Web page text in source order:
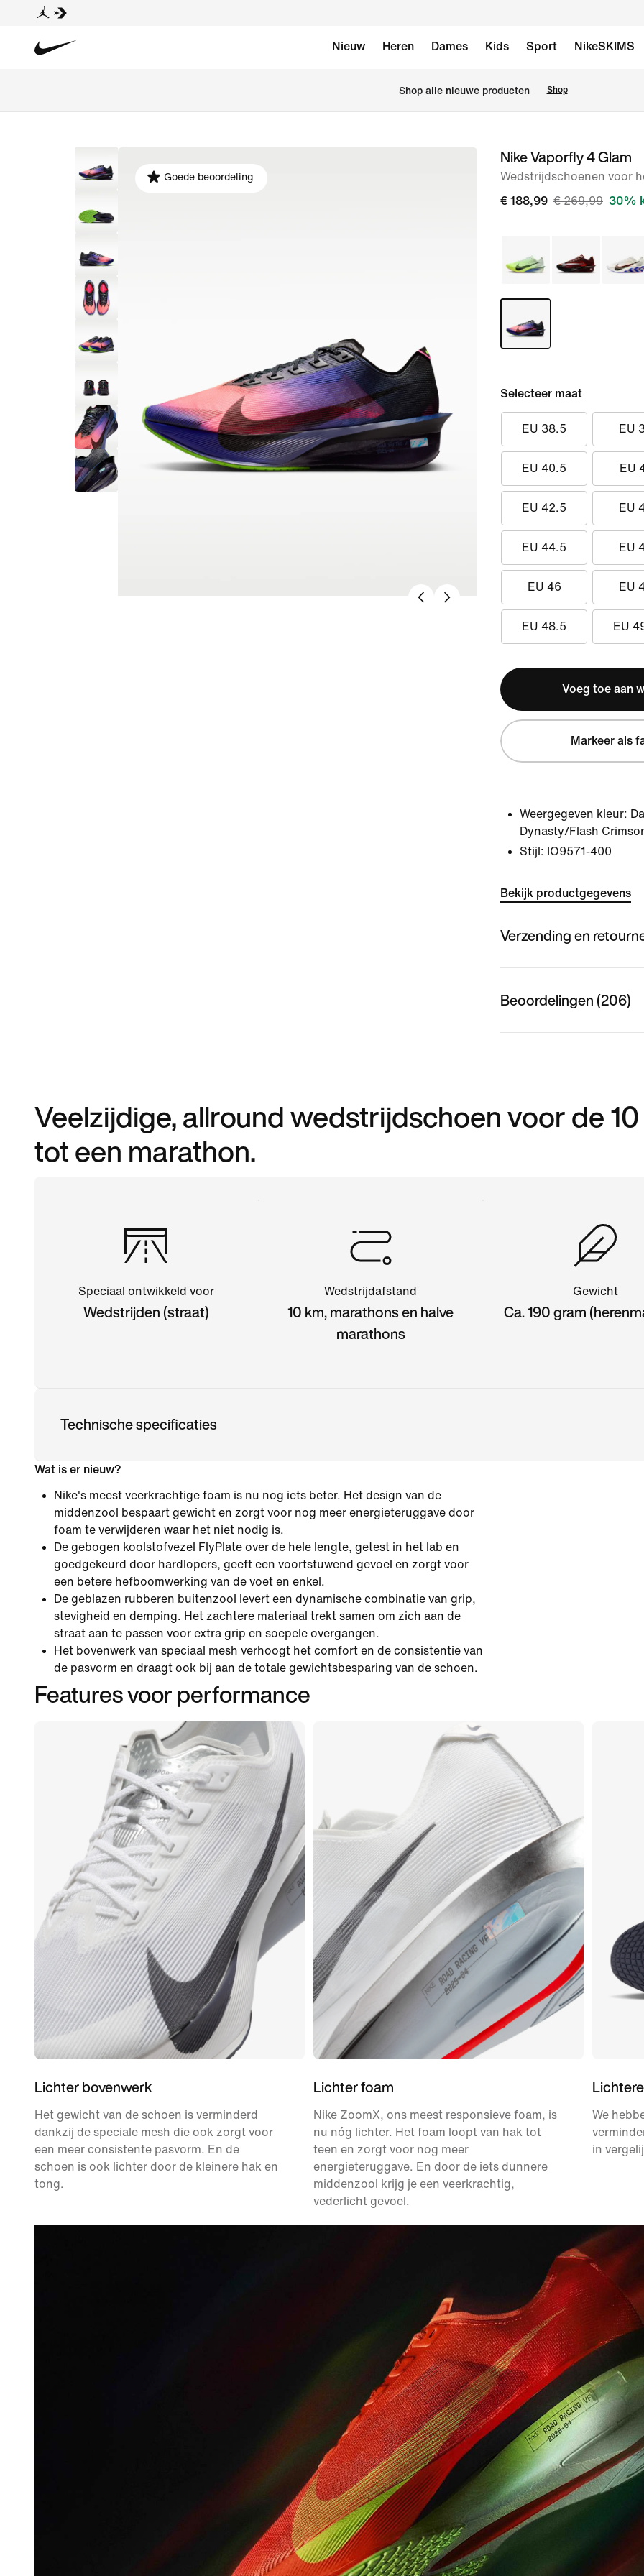
Nieuw Heren Dames Kids Sport NikeSKIMS
Shop alle nieuwe producten Shop
afbeelding
Goede beoordeling
Nike Vaporfly 4 Glam
Wedstrijdschoenen voor
€ 188,99 € 269,99 30%
Selecteer maat
EU 38.5 EU
EU 40.5 EU
EU 42.5 EU
EU 44.5 EU
EU 46 EU
EU 48.5 EU
Voeg toe aan
Markeer als
Weergegeven kleur:
Dynasty/Flash
Stijl: IO9571-400
Bekijk productgegevens
Verzending en
Beoordelingen (206)
Veelzijdige, allround wedstrijdschoen voor de
tot een marathon.
Speciaal ontwikkeld voor
Wedstrijden (straat)
Wedstrijdafstand
10 km, marathons en halve
marathons
Gewicht
Ca. 190 gram
Technische specificaties
Wat is er nieuw?
Nike's meest veerkrachtige foam is nu nog iets beter. Het design van de
middenzool bespaart gewicht en zorgt voor nog meer energieteruggave door
foam te verwijderen waar het niet nodig is.
De gebogen koolstofvezel FlyPlate over de hele lengte, getest in het lab en
goedgekeurd door hardlopers, geeft een voortstuwend gevoel en zorgt voor
een betere hefboomwerking van de voet en enkel.
De geblazen rubberen buitenzool levert een dynamische combinatie van grip,
stevigheid en demping. Het zachtere materiaal trekt samen om zich aan de
straat aan te passen voor extra grip en soepele overgangen.
Het bovenwerk van speciaal mesh verhoogt het comfort en de consistentie van
de pasvorm en draagt ook bij aan de totale gewichtsbesparing van de schoen.
Features voor performance
Lichter bovenwerk
Het gewicht van de schoen is verminderd
dankzij de speciale mesh die ook zorgt voor
een meer consistente pasvorm. En de
schoen is ook lichter door de kleinere hak en
tong.
Lichter foam
Nike ZoomX, ons meest responsieve foam, is
nu nóg lichter. Het foam loopt van hak tot
teen en zorgt voor nog meer
energieteruggave. En door de iets dunnere
middenzool krijg je een veerkrachtig,
vederlicht gevoel.
We
in